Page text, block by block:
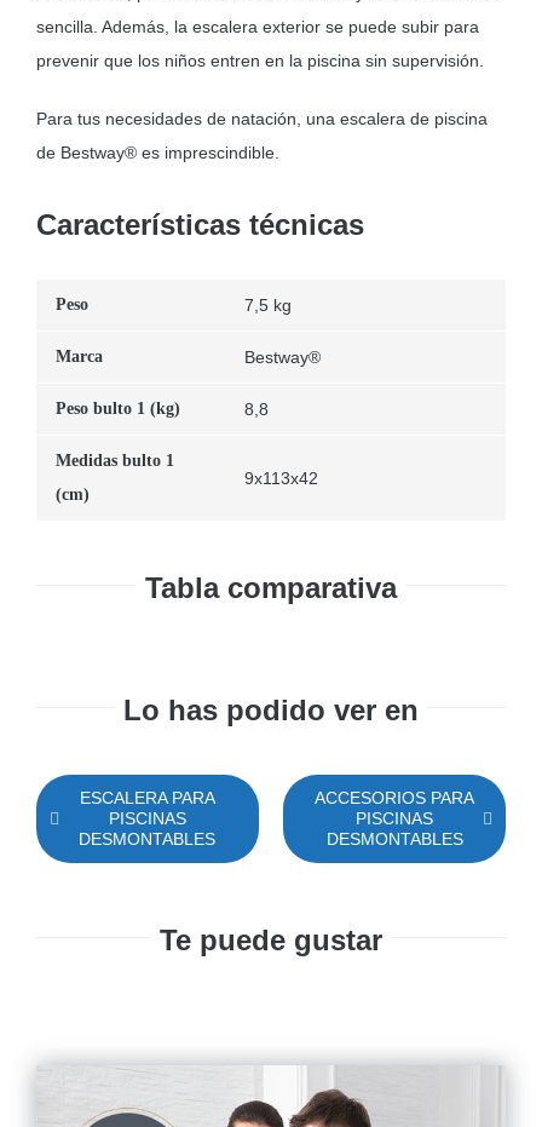
sencilla. Además, la escalera exterior se puede subir para
prevenir que los niños entren en la piscina sin supervisión.
Para tus necesidades de natación, una escalera de piscina
de Bestway® es imprescindible.
Características técnicas
Peso 7,5 kg
Marca Bestway®
Peso bulto 1 (kg) 8,8
Medidas bulto 1
(cm)
9x113x42
Tabla comparativa
Lo has podido ver en
ESCALERA PARA
PISCINAS
DESMONTABLES
ACCESORIOS PARA
PISCINAS
DESMONTABLES
Te puede gustar